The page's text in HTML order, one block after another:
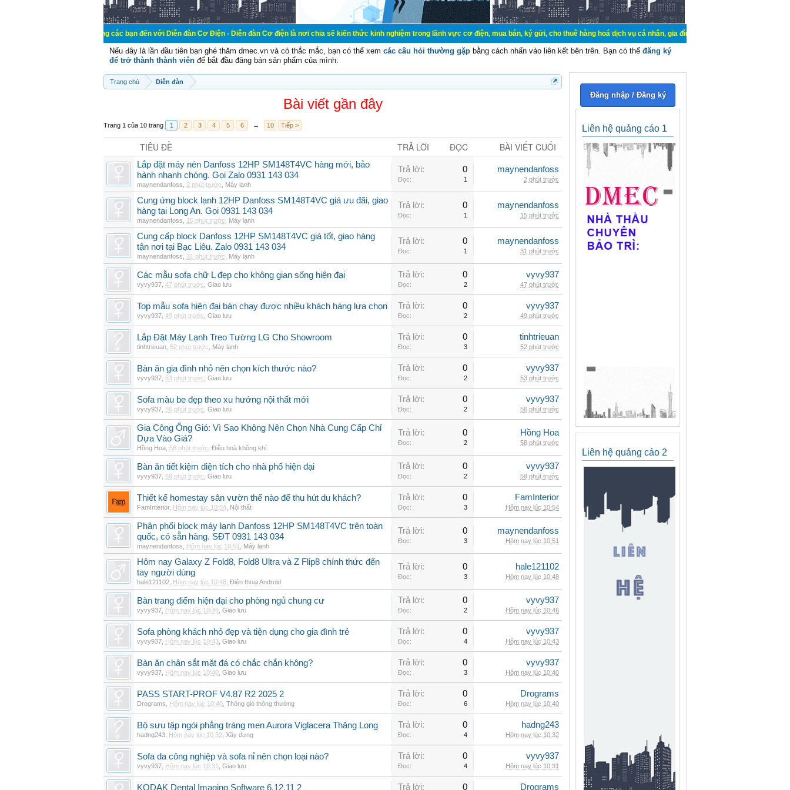
Chào mừng các bạn đến với Diễn đàn Cơ Điện - Diễn đàn Cơ điện là nơi chia sẽ kiến thức kinh nghiệm trong lãnh vực cơ điện, mua bán, ký gửi, cho thuê hàng hoá dịch vụ cá nhân, gia đình. Mua bán, ký gửi, cho thuê thiết bị
Nếu đây là lần đầu tiên bạn ghé thăm dmec.vn và có thắc mắc, bạn có thể xem các câu hỏi thường gặp bằng cách nhấn vào liên kết bên trên. Bạn có thể đăng ký
để trở thành thành viên để bắt đầu đăng bán sản phẩm của mình.
Trang chủ Diễn đàn
Bài viết gần đây
Trang 1 của 10 trang 1 2 3 4 5 6 → 10 Tiếp >
TIÊU ĐỀ TRẢ LỜI ĐỌC BÀI VIẾT CUỐI
Lắp đặt máy nén Danfoss 12HP SM148T4VC hàng mới, bảo
hành nhanh chóng. Gọi Zalo 0931 143 034
maynendanfoss 2 phút trước Máy lạnh
Trả lời: 0
Đọc: 1
maynendanfoss
2 phút trước
Cung ứng block lạnh 12HP Danfoss SM148T4VC giá ưu đãi, giao
hàng tại Long An. Gọi 0931 143 034
maynendanfoss 15 phút trước Máy lạnh
Trả lời: 0
Đọc: 1
maynendanfoss
15 phút trước
Cung cấp block Danfoss 12HP SM148T4VC giá tốt, giao hàng
tận nơi tại Bạc Liêu. Zalo 0931 143 034
maynendanfoss 31 phút trước Máy lạnh
Trả lời: 0
Đọc: 1
maynendanfoss
31 phút trước
Các mẫu sofa chữ L đẹp cho không gian sống hiện đại
vyvy937 47 phút trước Giao lưu
Trả lời: 0
Đọc: 2
vyvy937
47 phút trước
Top mẫu sofa hiện đại bán chạy được nhiều khách hàng lựa chọn
vyvy937 49 phút trước Giao lưu
Trả lời: 0
Đọc: 2
vyvy937
49 phút trước
Lắp Đặt Máy Lạnh Treo Tường LG Cho Showroom
tinhtrieuan 52 phút trước Máy lạnh
Trả lời: 0
Đọc: 3
tinhtrieuan
52 phút trước
Bàn ăn gia đình nhỏ nên chọn kích thước nào?
vyvy937 53 phút trước Giao lưu
Trả lời: 0
Đọc: 2
vyvy937
53 phút trước
Sofa màu be đẹp theo xu hướng nội thất mới
vyvy937 56 phút trước Giao lưu
Trả lời: 0
Đọc: 2
vyvy937
56 phút trước
Gia Công Ống Gió: Vì Sao Không Nên Chọn Nhà Cung Cấp Chỉ
Dựa Vào Giá?
Hồng Hoa 58 phút trước Điều hoà không khí
Trả lời: 0
Đọc: 2
Hồng Hoa
58 phút trước
Bàn ăn tiết kiệm diện tích cho nhà phố hiện đại
vyvy937 59 phút trước Giao lưu
Trả lời: 0
Đọc: 2
vyvy937
59 phút trước
Thiết kế homestay sân vườn thế nào để thu hút du khách?
FamInterior, Hôm nay lúc 10:54 Nội thất
Trả lời: 0
Đọc: 3
FamInterior
Hôm nay lúc 10:54
Phân phối block máy lạnh Danfoss 12HP SM148T4VC trên toàn
quốc, có sẵn hàng. SĐT 0931 143 034
maynendanfoss Hôm nay lúc 10:51 Máy lạnh
Trả lời: 0
Đọc: 3
maynendanfoss
Hôm nay lúc 10:51
Hôm nay Galaxy Z Fold8, Fold8 Ultra và Z Flip8 chính thức đến
tay người dùng
hale121102 Hôm nay lúc 10:48 Điện thoại Android
Trả lời: 0
Đọc: 3
hale121102
Hôm nay lúc 10:48
Bàn trang điểm hiện đại cho phòng ngủ chung cư
vyvy937 Hôm nay lúc 10:46 Giao lưu
Trả lời: 0
Đọc: 2
vyvy937
Hôm nay lúc 10:46
Sofa phòng khách nhỏ đẹp và tiện dụng cho gia đình trẻ
vyvy937 Hôm nay lúc 10:43 Giao lưu
Trả lời: 0
Đọc: 4
vyvy937
Hôm nay lúc 10:43
Bàn ăn chân sắt mặt đá có chắc chắn không?
vyvy937 Hôm nay lúc 10:40 Giao lưu
Trả lời: 0
Đọc: 3
vyvy937
Hôm nay lúc 10:40
PASS START-PROF V4.87 R2 2025 2
Drograms Hôm nay lúc 10:40 Thông gió thông thường
Trả lời: 0
Đọc: 6
Drograms
Hôm nay lúc 10:40
Bộ sưu tập ngói phẳng tráng men Aurora Viglacera Thăng Long
hadng243 Hôm nay lúc 10:32 Xây dựng
Trả lời: 0
Đọc: 4
hadng243
Hôm nay lúc 10:32
Sofa da công nghiệp và sofa nỉ nên chọn loại nào?
vyvy937 Hôm nay lúc 10:31 Giao lưu
Trả lời: 0
Đọc: 4
vyvy937
Hôm nay lúc 10:31
KODAK Dental Imaging Software 6.12.11 2 Trả lời: 0 Drograms
Đăng nhập / Đăng ký
Liên hệ quảng cáo 1
Liên hệ quảng cáo 2